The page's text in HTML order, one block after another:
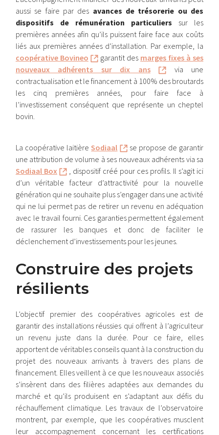
aussi se faire par des avances de trésorerie ou des
dispositifs de rémunération particuliers sur les
premières années afin qu’ils puissent faire face aux coûts
liés aux premières années d’installation. Par exemple, la
coopérative Bovineo
garantit des marges fixes à ses
nouveaux adhérents sur dix ans
via une
contractualisation et le financement à 100% des broutards
les cinq premières années, pour faire face à
l’investissement conséquent que représente un cheptel
bovin.
La coopérative laitièreSodiaal
se propose de garantir
une attribution de volume à ses nouveaux adhérents via sa
Sodiaal Box
, dispositif créé pour ces profils. Il s’agit ici
d’un véritable facteur d’attractivité pour la nouvelle
génération qui ne souhaite plus s’engager dans une activité
qui ne lui permet pas de retirer un revenu en adéquation
avec le travail fourni. Ces garanties permettent également
de rassurer les banques et donc de faciliter le
déclenchement d’investissements pour les jeunes.
Construire des projets
résilients
L’objectif premier des coopératives agricoles est de
garantir des installations réussies qui offrent à l’agriculteur
un revenu juste dans la durée. Pour ce faire, elles
apportent de véritables conseils quant à la construction du
projet des nouveaux arrivants à travers des plans de
financement. Elles veillent à ce que les nouveaux associés
s’insèrent dans des filières adaptées aux demandes du
marché et qu’ils produisent en s’adaptant aux défis du
réchauffement climatique. Les travaux de l’observatoire
montrent, par exemple, que les coopératives musclent
leur accompagnement concernant les certifications